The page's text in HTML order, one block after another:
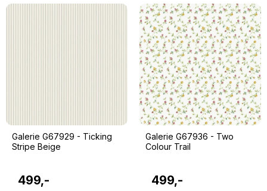
Galerie G67929 - Ticking
Stripe Beige
499,-
Galerie G67936 - Two
Colour Trail
499,-